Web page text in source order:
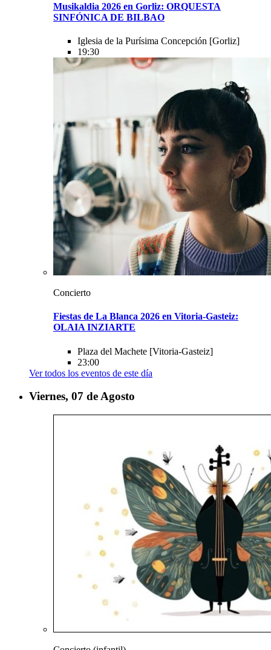
Musikaldia 2026 en Gorliz: ORQUESTA
SINFÓNICA DE BILBAO
Iglesia de la Purísima Concepción [Gorliz]
19:30
Concierto
Fiestas de La Blanca 2026 en Vitoria-Gasteiz:
OLAIA INZIARTE
Plaza del Machete [Vitoria-Gasteiz]
23:00
Ver todos los eventos de este día
Viernes, 07 deAgosto